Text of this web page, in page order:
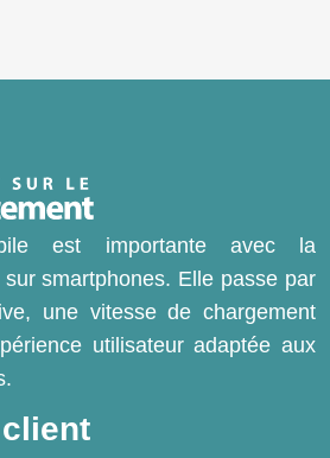
est importante avec la
smartphones. Elle passe par
une vitesse de chargement
utilisateur adaptée aux